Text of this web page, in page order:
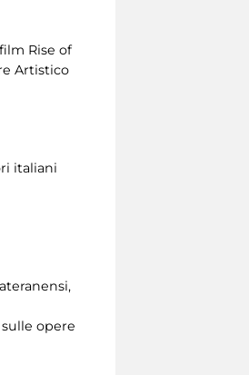
Rise of
Artistico
italiani
opere